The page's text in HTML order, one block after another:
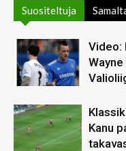
Suositeltuja
Video:
Kanu